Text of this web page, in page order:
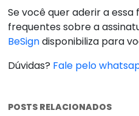
Se você quer aderir a
frequentes sobre a
BeSigndisponibiliza para
Dúvidas? Fale pelo
POSTS RELACIONADOS